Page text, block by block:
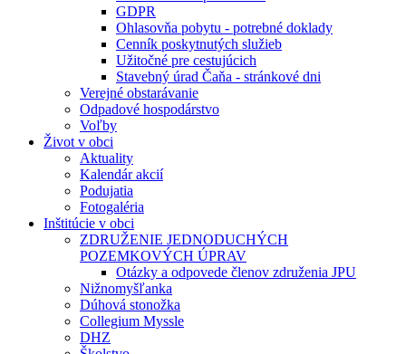
GDPR
Ohlasovňa pobytu - potrebné doklady
Cenník poskytnutých služieb
Užitočné pre cestujúcich
Stavebný úrad Čaňa - stránkové dni
Verejné obstarávanie
Odpadové hospodárstvo
Voľby
Život v obci
Aktuality
Kalendár akcií
Podujatia
Fotogaléria
Inštitúcie v obci
ZDRUŽENIE JEDNODUCHÝCH
POZEMKOVÝCH ÚPRAV
Otázky a odpovede členov združenia JPU
Nižnomyšľanka
Dúhová stonožka
Collegium Myssle
DHZ